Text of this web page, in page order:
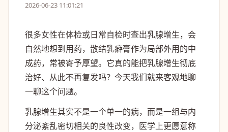
2026-06-23 11:01:21
很多女性在体检或日常自检时查出乳腺增生，会
自然地想到用药，散结乳癖膏作为局部外用的中
成药，常被寄予厚望。它真的能把乳腺增生彻底
治好、从此不再复发吗？今天我们就来客观地聊
一聊这个问题。
乳腺增生其实不是一个单一的病，而是一组与内
分泌紊乱密切相关的良性改变，医学上更愿意称